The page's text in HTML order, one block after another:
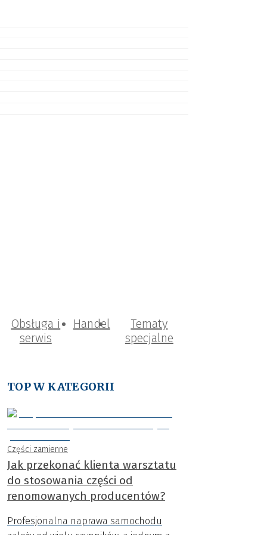
Obsługa i
serwis
Handel
Tematy
specjalne
TOP W KATEGORII
Części zamienne
Jak przekonać klienta warsztatu
do stosowania części od
renomowanych producentów?
Profesjonalna naprawa samochodu